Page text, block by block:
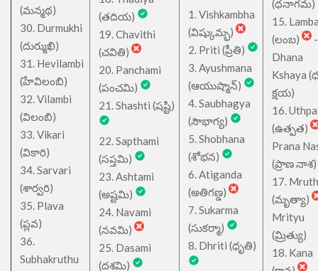
(మన్మథ)
30. Durmukhi
(దుర్ముఖి)
31. Hevilambi
(హేవిలంబి)
32. Vilambi
(విలంబి)
33. Vikari
(వికారి)
34. Sarvari
(శార్వరి)
35. Plava
(ప్లవ)
36.
Subhakruthu
(తదియ)
19. Chavithi
(చవితి)
20. Panchami
(పంచమి)
21. Shashti (షష్టి)
22. Sapthami
(సప్తమి)
23. Ashtami
(అష్టమి)
24. Navami
(నవమి)
25. Dasami
(దశమి)
1. Vishkambha
(విష్కుమ్భ)
2. Priti (ప్రీతి)
3. Ayushmana
(ఆయుష్మాన్)
4. Saubhagya
(సౌభాగ్య)
5. Shobhana
(శోభన)
6. Atiganda
(అతిగణ్డ)
7. Sukarma
(సుకర్మా)
8. Dhriti (ధృతి)
(ధనాగమ)
15.
(లంబ)
-
Dhana
Kshaya
క్షయ)
16.
(ఉత్పత)
Prana
(ప్రాణ నాశ)
17.
(మృత్యా)
Mrityu
(మ్రిత్యు)
18. Kana